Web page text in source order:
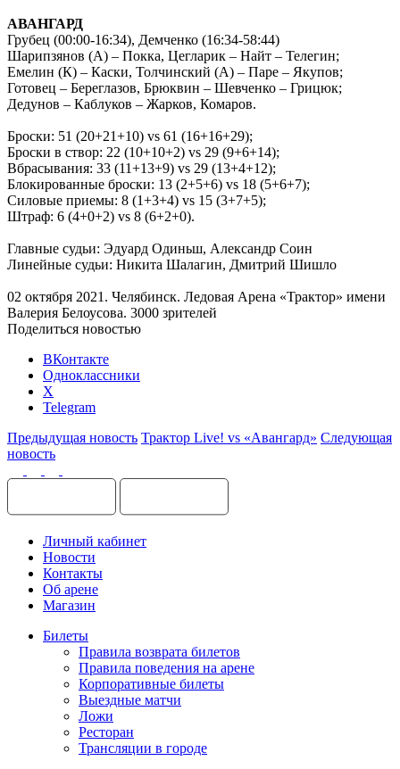
АВАНГАРД
Грубец (00:00-16:34), Демченко (16:34-58:44)
Шарипзянов (А) – Покка, Цегларик – Найт – Телегин;
Емелин (К) – Каски, Толчинский (А) – Паре – Якупов;
Готовец – Береглазов, Брюквин – Шевченко – Грицюк;
Дедунов – Каблуков – Жарков, Комаров.
Броски: 51 (20+21+10) vs 61 (16+16+29);
Броски в створ: 22 (10+10+2) vs 29 (9+6+14);
Вбрасывания: 33 (11+13+9) vs 29 (13+4+12);
Блокированные броски: 13 (2+5+6) vs 18 (5+6+7);
Силовые приемы: 8 (1+3+4) vs 15 (3+7+5);
Штраф: 6 (4+0+2) vs 8 (6+2+0).
Главные судьи: Эдуард Одиньш, Александр Соин
Линейные судьи: Никита Шалагин, Дмитрий Шишло
02 октября 2021. Челябинск. Ледовая Арена «Трактор» имени
Валерия Белоусова. 3000 зрителей
Поделиться новостью
ВКонтакте
Одноклассники
X
Telegram
Предыдущая новость Трактор Live! vs «Авангард» Следующая
новость
Личный кабинет
Новости
Контакты
Об арене
Магазин
Билеты
Правила возврата билетов
Правила поведения на арене
Корпоративные билеты
Выездные матчи
Ложи
Ресторан
Трансляции в городе